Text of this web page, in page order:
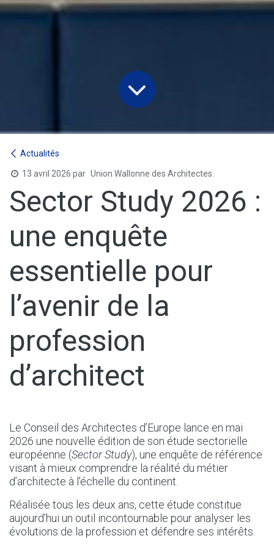
Actualités
13 avril 2026 par Union Wallonne des Architectes.
Sector Study 2026 :
une enquête
essentielle pour
l’avenir de la
profession
d’architect
Le Conseil des Architectes d’Europe lance en mai
2026 une nouvelle édition de son étude sectorielle
européenne (Sector Study), une enquête de référence
visant à mieux comprendre la réalité du métier
d’architecte à l’échelle du continent.
Réalisée tous les deux ans, cette étude constitue
aujourd’hui un outil incontournable pour analyser les
évolutions de la profession et défendre ses intérêts.